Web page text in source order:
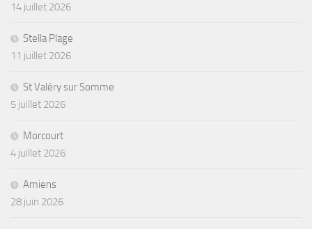
14 juillet 2026
Stella Plage
11 juillet 2026
St Valéry sur Somme
5 juillet 2026
Morcourt
4 juillet 2026
Amiens
28 juin 2026